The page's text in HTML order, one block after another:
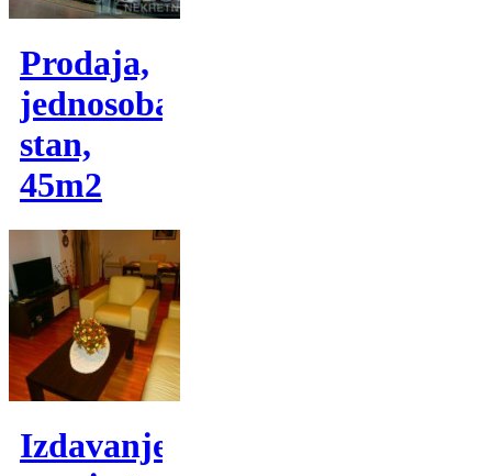
Prodaja,
jednosoban
stan,
45m2
Izdavanje,